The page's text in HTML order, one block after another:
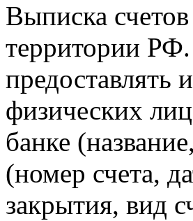
Выписка
территории
физических
банке
(номер счета,
закрытия, вид